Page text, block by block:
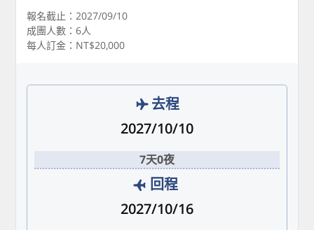
報名截止：2027/09/10
成團人數：6人
每人訂金：NT$20,000
去程
2027/10/10
7天0夜
回程
2027/10/16